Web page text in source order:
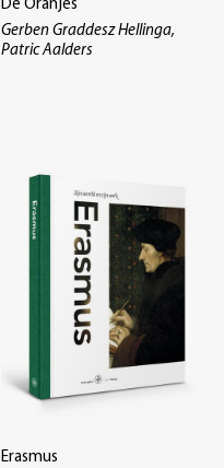
De Oranjes
Gerben Graddesz Hellinga,
Patric Aalders
Erasmus